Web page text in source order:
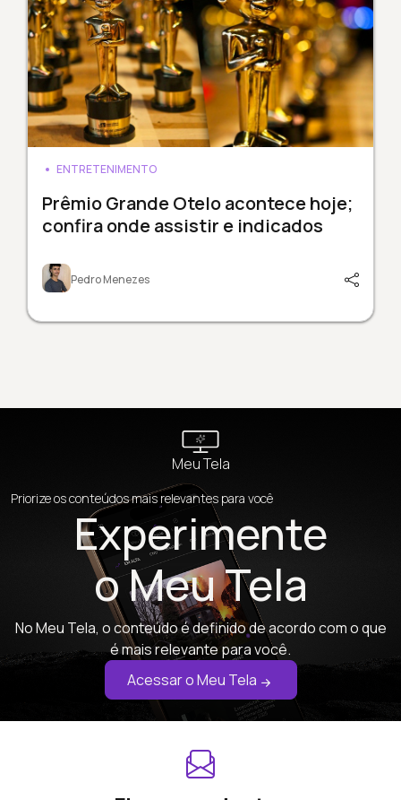
ENTRETENIMENTO
Prêmio Grande Otelo acontece hoje;
confira onde assistir e indicados
Pedro Menezes
Meu Tela
Priorize os conteúdos mais relevantes para você
Experimente
o Meu Tela
No Meu Tela, o conteúdo é definido de acordo com o que
é mais relevante para você.
Acessar o Meu Tela